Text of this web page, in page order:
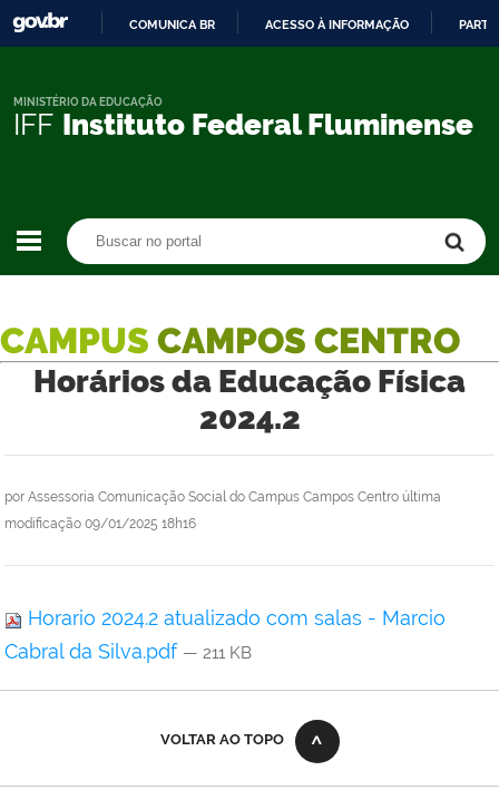
CONTEÚDO
COMUNICA BR ACESSO À INFORMAÇÃO
IFF Instituto Federal Fluminense
MINISTÉRIO DA EDUCAÇÃO
CAMPUS CAMPOS CENTRO
Horários da Educação Física
2024.2
por Assessoria Comunicação Social do Campus Campos Centro última
modificação 09/01/2025 18h16
Horario 2024.2 atualizado com salas - Marcio
Cabral da Silva.pdf — 211 KB
VOLTAR AO TOPO